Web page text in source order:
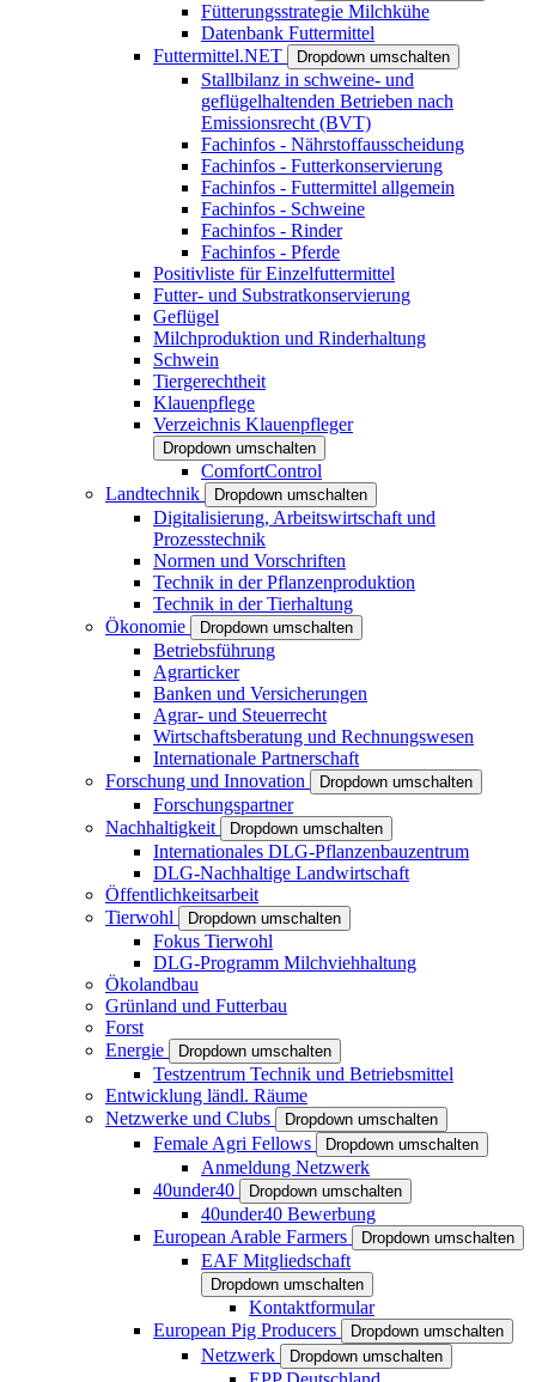
Fütterungsstrategie Milchkühe
Datenbank Futtermittel
Futtermittel.NET
Dropdown umschalten
Stallbilanz in schweine- und
geflügelhaltenden Betrieben nach
Emissionsrecht (BVT)
Fachinfos - Nährstoffausscheidung
Fachinfos - Futterkonservierung
Fachinfos - Futtermittel allgemein
Fachinfos - Schweine
Fachinfos - Rinder
Fachinfos - Pferde
Positivliste für Einzelfuttermittel
Futter- und Substratkonservierung
Geflügel
Milchproduktion und Rinderhaltung
Schwein
Tiergerechtheit
Klauenpflege
Verzeichnis Klauenpfleger
Dropdown umschalten
ComfortControl
Landtechnik
Dropdown umschalten
Digitalisierung, Arbeitswirtschaft und
Prozesstechnik
Normen und Vorschriften
Technik in der Pflanzenproduktion
Technik in der Tierhaltung
Ökonomie
Dropdown umschalten
Betriebsführung
Agrarticker
Banken und Versicherungen
Agrar- und Steuerrecht
Wirtschaftsberatung und Rechnungswesen
Internationale Partnerschaft
Forschung und Innovation
Dropdown umschalten
Forschungspartner
Nachhaltigkeit
Dropdown umschalten
Internationales DLG-Pflanzenbauzentrum
DLG-Nachhaltige Landwirtschaft
Öffentlichkeitsarbeit
Tierwohl
Dropdown umschalten
Fokus Tierwohl
DLG-Programm Milchviehhaltung
Ökolandbau
Grünland und Futterbau
Forst
Energie
Dropdown umschalten
Testzentrum Technik und Betriebsmittel
Entwicklung ländl. Räume
Netzwerke und Clubs
Dropdown umschalten
Female Agri Fellows Dropdown umschalten
Anmeldung Netzwerk
40under40
Dropdown umschalten
40under40 Bewerbung
European Arable Farmers
Dropdown umschalten
EAF Mitgliedschaft
Dropdown umschalten
Kontaktformular
European Pig Producers
Dropdown umschalten
Netzwerk Dropdown umschalten